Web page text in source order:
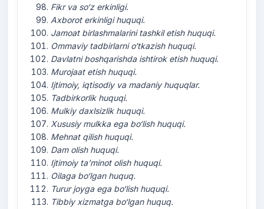
Fikr va so‘z erkinligi.
Axborot erkinligi huquqi.
Jamoat birlashmalarini tashkil etish huquqi.
Ommaviy tadbirlarni o‘tkazish huquqi.
Davlatni boshqarishda ishtirok etish huquqi.
Murojaat etish huquqi.
Ijtimoiy, iqtisodiy va madaniy huquqlar.
Tadbirkorlik huquqi.
Mulkiy daxlsizlik huquqi.
Xususiy mulkka ega bo‘lish huquqi.
Mehnat qilish huquqi.
Dam olish huquqi.
Ijtimoiy ta’minot olish huquqi.
Oilaga bo‘lgan huquq.
Turur joyga ega bo‘lish huquqi.
Tibbiy xizmatga bo‘lgan huquq.